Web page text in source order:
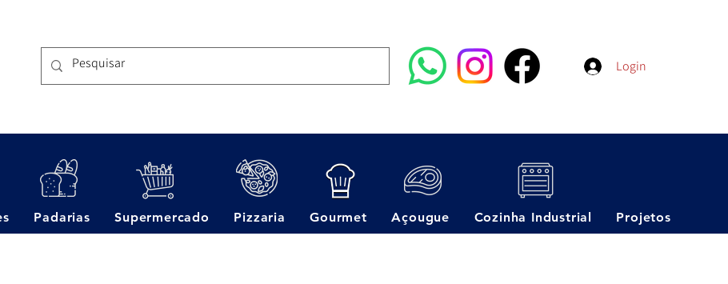
Login
Padarias Supermercado Pizzaria Gourmet Açougue Cozinha Industrial Projetos